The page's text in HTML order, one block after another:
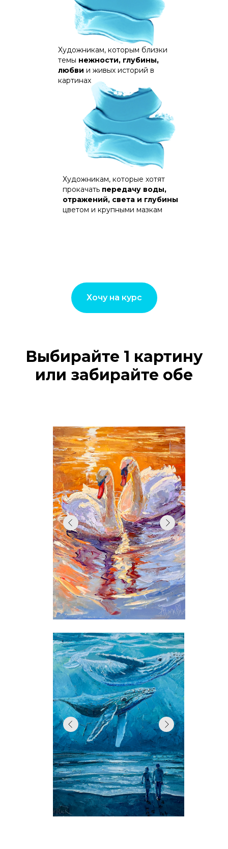
Художникам, которым близки
темы нежности, глубины,
любви и живых историй в
картинах
Художникам, которые хотят
прокачать передачу воды,
отражений, света и глубины
цветом и крупными мазкам
Хочу на курс
Выбирайте 1 картину
или забирайте обе